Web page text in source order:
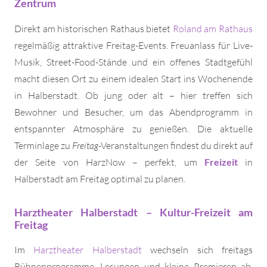
Zentrum
Direkt am historischen Rathaus bietet Roland am Rathaus
regelmäßig attraktive Freitag-Events. Freuanlass für Live-
Musik, Street-Food-Stände und ein offenes Stadtgefühl
macht diesen Ort zu einem idealen Start ins Wochenende
in Halberstadt. Ob jung oder alt – hier treffen sich
Bewohner und Besucher, um das Abendprogramm in
entspannter Atmosphäre zu genießen. Die aktuelle
Terminlage zu Freitag-Veranstaltungen findest du direkt auf
der Seite von HarzNow – perfekt, um Freizeitin
Halberstadt am Freitag optimal zu planen.
Harztheater Halberstadt – Kultur-Freizeit am
Freitag
Im Harztheater Halberstadt wechseln sich freitags